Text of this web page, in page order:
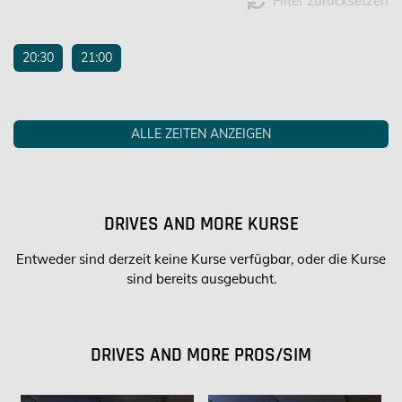
20:30 21:00
ALLE ZEITEN ANZEIGEN
DRIVES AND MORE KURSE
Entweder sind derzeit keine Kurse verfügbar, oder die Kurse
sind bereits ausgebucht.
DRIVES AND MORE PROS/SIM